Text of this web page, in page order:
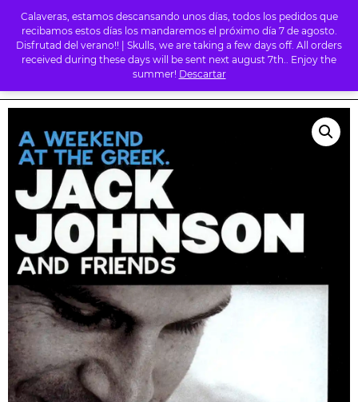
Calaveras, estamos descansando unos días, todos los pedidos que
recibamos estos días los mandaremos el próximo día 7 de agosto.
Disfrutad del verano!! | Skulls, we are taking a few days off. All orders
received during these days will be sent next august 7th.. Enjoy the
summer! Descartar
0
OTROS/ JACK JOHNSON – A WEEKEND AT THE